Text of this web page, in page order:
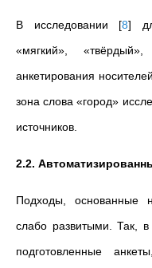
В исследовании [8]
«мягкий»,
анкетирования
зона слова «город»
источников.
2.2.
Подходы, основанные
слабо развитыми. Так, в
подготовленные